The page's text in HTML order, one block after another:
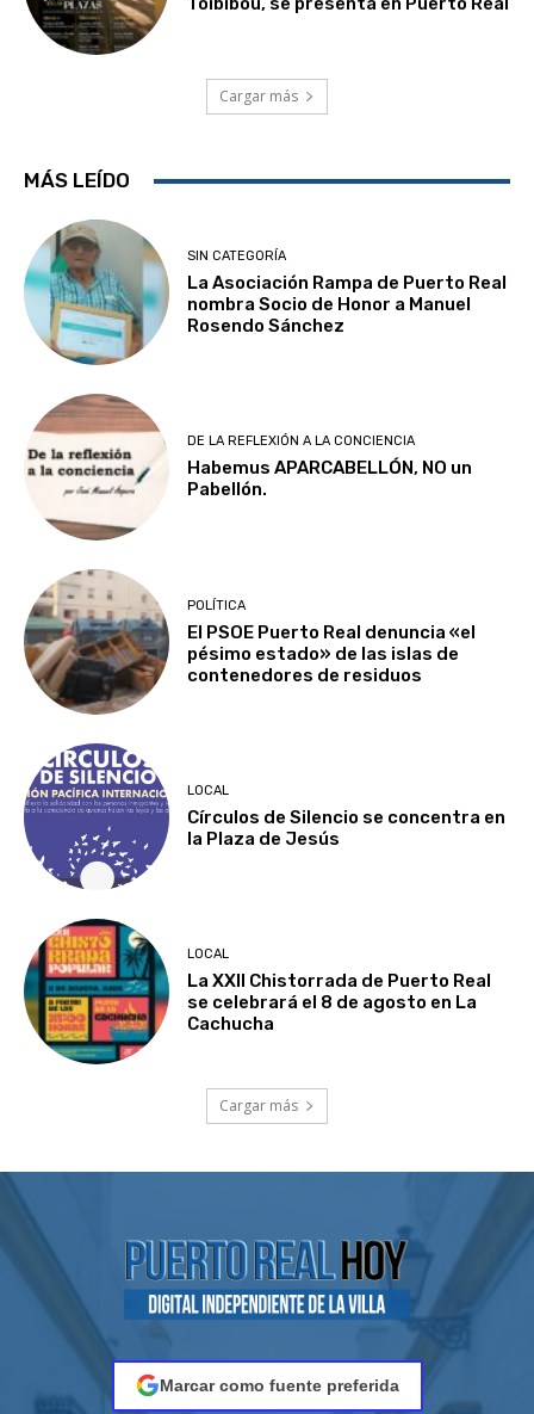
Cargar más
MÁS LEÍDO
SIN CATEGORÍA
La Asociación Rampa de Puerto Real
nombra Socio de Honor a Manuel
Rosendo Sánchez
DE LA REFLEXIÓN A LA CONCIENCIA
Habemus APARCABELLÓN, NO un
Pabellón.
POLÍTICA
El PSOE Puerto Real denuncia «el
pésimo estado» de las islas de
contenedores de residuos
LOCAL
Círculos de Silencio se concentra en
la Plaza de Jesús
LOCAL
La XXII Chistorrada de Puerto Real
se celebrará el 8 de agosto en La
Cachucha
Cargar más
Marcar como fuente preferida